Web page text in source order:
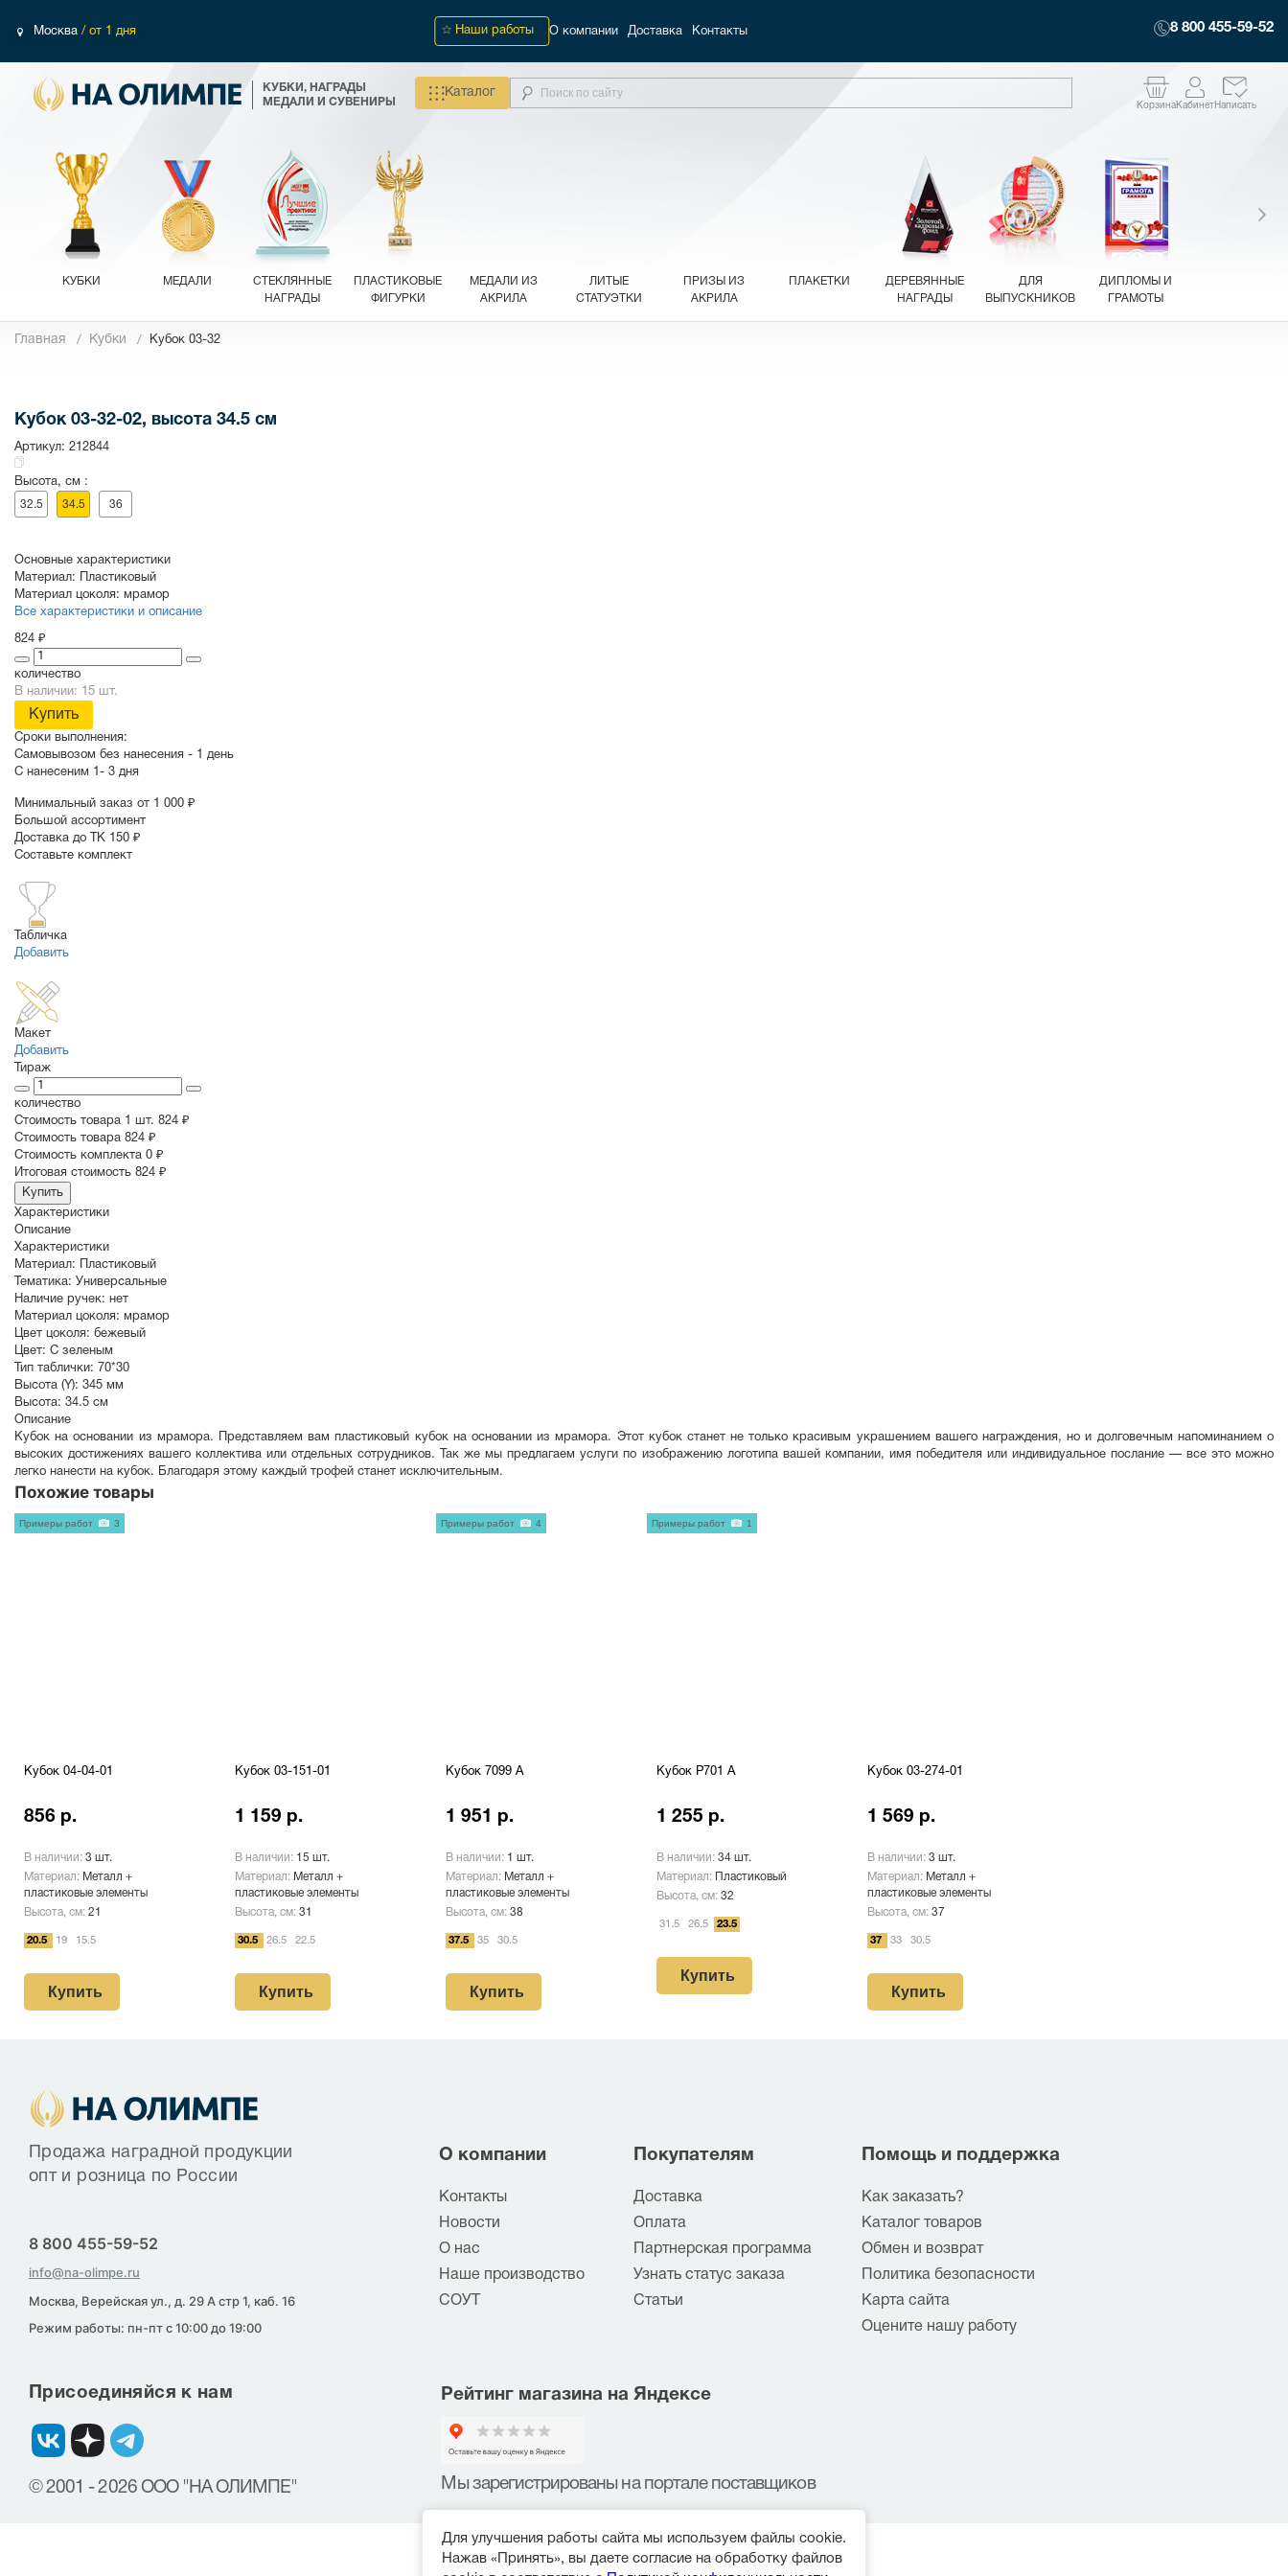
Москва / от 1 дня Наши работы О компании Доставка Контакты 8 800 455-59-52
КУБКИ, НАГРАДЫ
МЕДАЛИ И СУВЕНИРЫ
Каталог
КорзинаКабинетНаписать
КУБКИ МЕДАЛИ
СТЕКЛЯННЫЕ
НАГРАДЫ
ПЛАСТИКОВЫЕ
ФИГУРКИ
МЕДАЛИ ИЗ
АКРИЛА
ЛИТЫЕ
СТАТУЭТКИ
ПРИЗЫ ИЗ
АКРИЛА
ПЛАКЕТКИ
ДЕРЕВЯННЫЕ
НАГРАДЫ
ДЛЯ
ВЫПУСКНИКОВ
ДИПЛОМЫ И
ГРАМОТЫ
СУВЕНИРЫ
Главная Кубки Кубок 03-32
Кубок 03-32-02, высота 34.5 см
Артикул: 212844
Высота, см :
32.5 34.5 36
Основные характеристики
Материал: Пластиковый
Материал цоколя: мрамор
Все характеристики и описание
824 ₽
количество
В наличии: 15 шт.
Купить
Сроки выполнения:
Самовывозом без нанесения - 1 день
С нанесеним 1- 3 дня
Минимальный заказ от 1 000 ₽
Большой ассортимент
Доставка до ТК 150 ₽
Составьте комплект
Табличка
Добавить
Макет
Добавить
Тираж
количество
Стоимость товара 1 шт. 824 ₽
Cтоимость товара 824 ₽
Стоимость комплекта 0 ₽
Итоговая стоимость 824 ₽
Купить
Характеристики
Описание
Характеристики
Материал: Пластиковый
Тематика: Универсальные
Наличие ручек: нет
Материал цоколя: мрамор
Цвет цоколя: бежевый
Цвет: С зеленым
Тип таблички: 70*30
Высота (Y): 345 мм
Высота: 34.5 см
Описание
Кубок на основании из мрамора. Представляем вам пластиковый кубок на основании из мрамора. Этот кубок станет не только красивым украшением вашего награждения, но и долговечным напоминанием о
высоких достижениях вашего коллектива или отдельных сотрудников. Так же мы предлагаем услуги по изображению логотипа вашей компании, имя победителя или индивидуальное послание — все это можно
легко нанести на кубок. Благодаря этому каждый трофей станет исключительным.
Похожие товары
Кубок 04-04-01
856 р.
В наличии: 3 шт.
Материал: Металл +
пластиковые элементы
Высота, см: 21
20.5 19 15.5
Купить
Примеры работ 3
Кубок 03-151-01
1 159 р.
В наличии: 15 шт.
Материал: Металл +
пластиковые элементы
Высота, см: 31
30.5 26.5 22.5
Купить
Кубок 7099 A
1 951 р.
В наличии: 1 шт.
Материал: Металл +
пластиковые элементы
Высота, см: 38
37.5 35 30.5
Купить
Примеры работ 4
Кубок P701 A
1 255 р.
В наличии: 34 шт.
Материал:
Пластиковый
Высота, см: 32
31.5 26.5 23.5
Купить
Примеры работ 1
Кубок 03-274-01
1 569 р.
В наличии: 3 шт.
Материал: Металл +
пластиковые элементы
Высота, см: 37
37 33 30.5
Купить
Продажа наградной продукции
опт и розница по России
8 800 455-59-52
info@na-olimpe.ru
Москва, Верейская ул., д. 29 А стр 1, каб. 16
Режим работы: пн-пт с 10:00 до 19:00
О компании
Контакты
Новости
О нас
Наше производство
СОУТ
Покупателям
Доставка
Оплата
Партнерская программа
Узнать статус заказа
Статьи
Помощь и поддержка
Как заказать?
Каталог товаров
Обмен и возврат
Политика безопасности
Карта сайта
Оцените нашу работу
Присоединяйся к нам
© 2001 - 2026 ООО "НА ОЛИМПЕ"
Рейтинг магазина на Яндексе
Мы зарегистрированы на портале поставщиков
Для улучшения работы сайта мы используем файлы cookie.
Нажав «Принять», вы даете согласие на обработку файлов